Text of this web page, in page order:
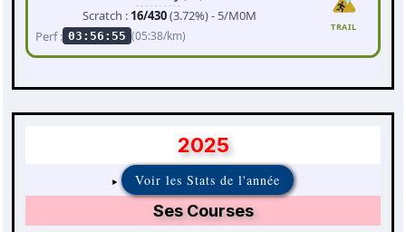
Scratch : 16/430(3.72%) - 5/M0M
Perf : 03:56:55 (05:38/km)
TRAIL
2025
Voir les Stats de l'année
Ses Courses